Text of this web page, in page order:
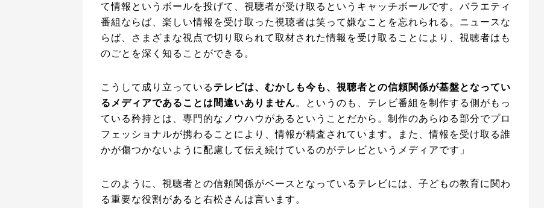
て情報というボールを投げて、視聴者が受け取るというキャッチボールです。バラエティ
番組ならば、楽しい情報を受け取った視聴者は笑って嫌なことを忘れられる。ニュースな
らば、さまざまな視点で切り取られて取材された情報を受け取ることにより、視聴者はも
のごとを深く知ることができる。
こうして成り立っている テレビは、むかしも今も、視聴者との信頼関係が基盤となってい
るメディアであることは間違いありません。というのも、テレビ番組を制作する側がもっ
ている矜持とは、専門的なノウハウがあるということだから。制作のあらゆる部分でプロ
フェッショナルが携わることにより、情報が精査されています。また、情報を受け取る誰
かが傷つかないように配慮して伝え続けているのがテレビというメディアです」
このように、視聴者との信頼関係がベースとなっているテレビには、子どもの教育に関わ
る重要な役割があると右松さんは言います。